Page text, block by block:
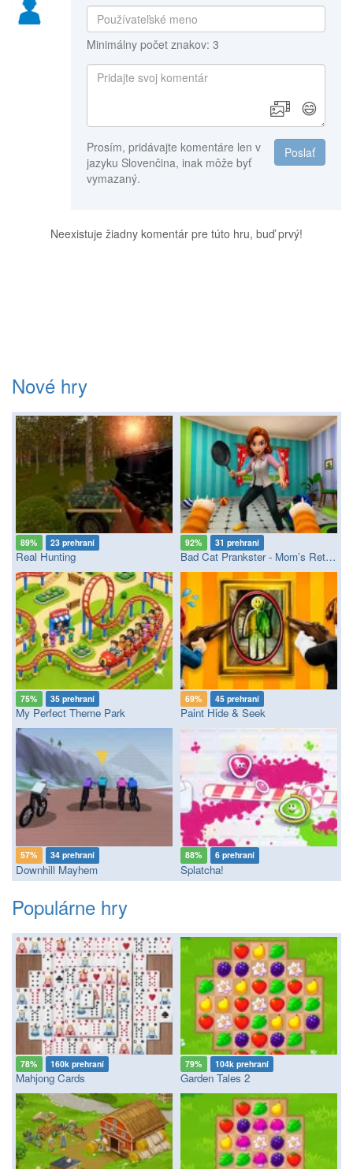
Minimálny počet znakov: 3
😄
Poslať
Prosím, pridávajte komentáre len v
jazyku Slovenčina, inak môže byť
vymazaný.
Neexistuje žiadny komentár pre túto hru, buď prvý!
Nové hry
89% 23 prehraní
Real Hunting
92% 31 prehraní
Bad Cat Prankster - Mom’s Return
75% 35 prehraní
My Perfect Theme Park
69% 45 prehraní
Paint Hide & Seek
57% 34 prehraní
Downhill Mayhem
88% 6 prehraní
Splatcha!
Populárne hry
78% 160k prehraní
Mahjong Cards
79% 104k prehraní
Garden Tales 2